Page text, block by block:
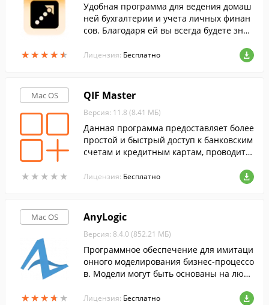
★★★★★
★★★★★
Удобная программа для ведения домаш
ней бухгалтерии и учета личных финан
сов. Благодаря ей вы всегда будете знат
Лицензия: Бесплатно
Mac OS
★ ★ ★ ★ ★
★ ★ ★ ★ ★
QIF Master
Версия: 11.8 (8.41 МБ)
Данная программа предоставляет более
простой и быстрый доступ к банковским
счетам и кредитным картам, проводить
мах, принимающих Quicken Interchange
Лицензия: Бесплатно
Mac OS
★★★★ ★
★★★★ ★
AnyLogic
Версия: 8.4.0 (852.21 МБ)
Программное обеспечение для имитаци
онного моделирования бизнес-процессо
в. Модели могут быть основаны на любо
моделирования.
Лицензия: Бесплатно